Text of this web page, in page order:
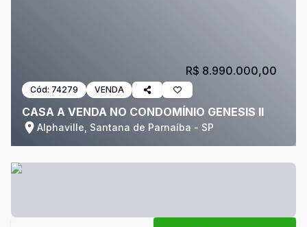
Cód: 74279 VENDA
CASA A VENDA NO CONDOMÍNIO GENESIS II
Alphaville, Santana de Parnaíba - SP
R$ 8.990.000,00